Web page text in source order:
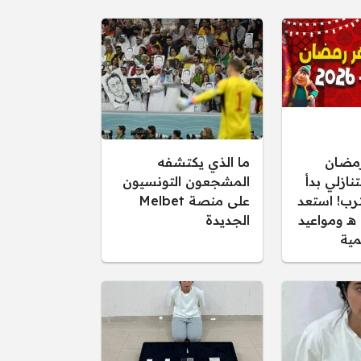
التنازلي بدأ
استعد
لأجواء 1447 هـ ومواعيد
ما الذي يكتشفه
المشجعون التونسيون
على منصة Melbet
الجديدة